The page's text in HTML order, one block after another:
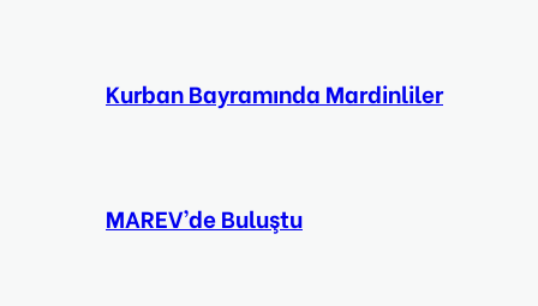
Kurban Bayramında Mardinliler
MAREV’de Buluştu